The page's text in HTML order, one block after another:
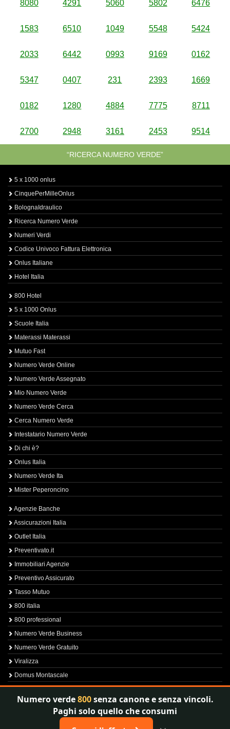
8080 4291 5060 5802 6476
1583 6510 1049 5548 5424
2033 6442 0993 9169 0162
5347 0407 231 2393 1669
0182 1280 4884 7775 8711
2700 2948 3161 2453 9514
“RICERCA NUMERO VERDE”
5 x 1000 onlus
CinquePerMilleOnlus
BolognaIdraulico
Ricerca Numero Verde
Numeri Verdi
Codice Univoco Fattura Elettronica
Onlus Italiane
Hotel Italia
800 Hotel
5 x 1000 Onlus
Scuole Italia
Materassi Materassi
Mutuo Fast
Numero Verde Online
Numero Verde Assegnato
Mio Numero Verde
Numero Verde Cerca
Cerca Numero Verde
Intestatario Numero Verde
Di chi è?
Onlus Italia
Numero Verde Ita
Mister Peperoncino
Agenzie Banche
Assicurazioni Italia
Outlet Italia
Preventivato.it
Immobiliari Agenzie
Preventivo Assicurato
Tasso Mutuo
800 italia
800 professional
Numero Verde Business
Numero Verde Gratuito
Viralizza
Domus Montascale
Sprint800
Verfica Numero Verde
Numero verde800senza canone e senza vincoli.
Paghi solo quello che consumi